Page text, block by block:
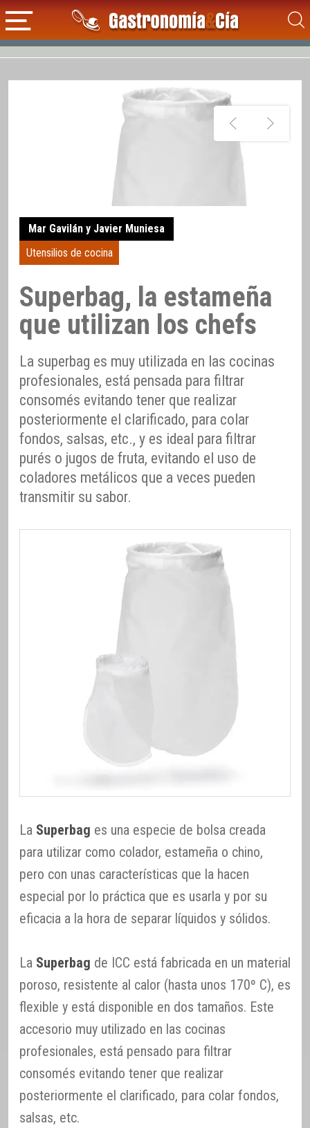
Mar Gavilán y Javier Muniesa
Utensilios de cocina
Superbag, la estameña
que utilizan los chefs
La superbag es muy utilizada en las cocinas
profesionales, está pensada para filtrar
consomés evitando tener que realizar
posteriormente el clarificado, para colar
fondos, salsas, etc., y es ideal para filtrar
purés o jugos de fruta, evitando el uso de
coladores metálicos que a veces pueden
transmitir su sabor.
La Superbag es una especie de bolsa creada
para utilizar como colador, estameña o chino,
pero con unas características que la hacen
especial por lo práctica que es usarla y por su
eficacia a la hora de separar líquidos y sólidos.
La Superbag de ICC está fabricada en un material
poroso, resistente al calor (hasta unos 170º C), es
flexible y está disponible en dos tamaños. Este
accesorio muy utilizado en las cocinas
profesionales, está pensado para filtrar
consomés evitando tener que realizar
posteriormente el clarificado, para colar fondos,
salsas, etc.